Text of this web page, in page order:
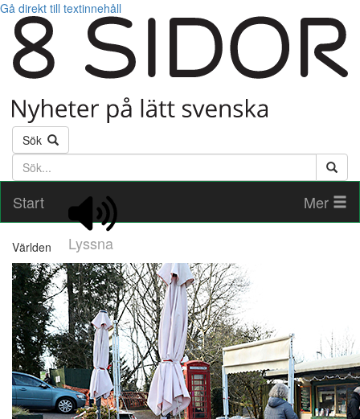
Gå direkt till textinnehåll
Sök
Söktext
Start
Lyssna
Mer
Världen